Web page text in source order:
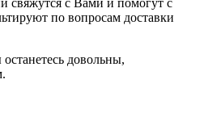
по вопросам доставки
довольны,